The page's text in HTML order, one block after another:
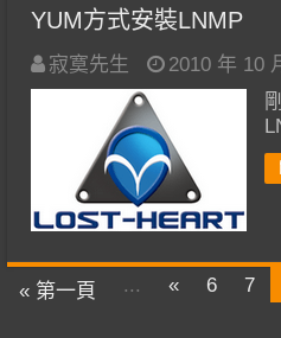
YUM方式安裝LNMP
寂寞先生 2010 年 10
« 第一頁 ... « 6 7